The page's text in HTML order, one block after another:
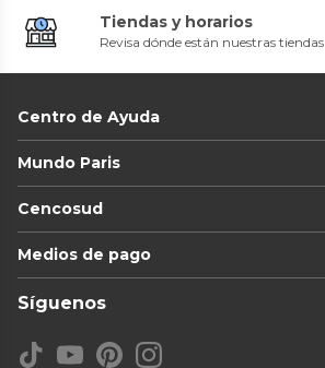
Tiendas y horarios
Revisa dónde están nuestras tiendas
Centro de Ayuda
Mundo Paris
Cencosud
Medios de pago
Síguenos